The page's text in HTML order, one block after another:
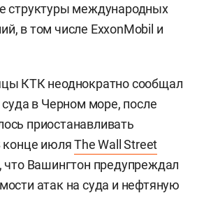
структуры международных
в том числе ExxonMobil и
КТК неоднократно сообщал
суда в Черном море, после
приостанавливать
конце июляThe Wall Street
что Вашингтон предупреждал
атак на суда и нефтяную